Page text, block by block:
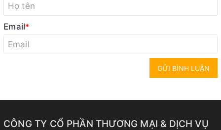
Email*
GỬI BÌNH LUẬN
CÔNG TY CỔ PHẦN THƯƠNG MẠI & DỊCH VỤ